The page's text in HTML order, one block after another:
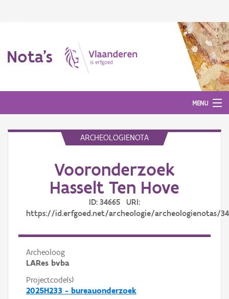
Nota's
MENU
ARCHEOLOGIENOTA
Vooronderzoek
Hasselt Ten Hove
ID: 34665 URI:
https://id.erfgoed.net/archeologie/archeologienotas/
Archeoloog
LARes bvba
Projectcode(s)
2025H233 - bureauonderzoek